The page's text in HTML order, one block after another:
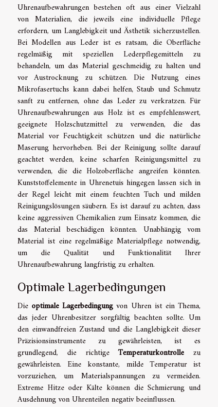
Uhrenaufbewahrungen bestehen oft aus einer Vielzahl
von Materialien, die jeweils eine individuelle Pflege
erfordern, um Langlebigkeit und Ästhetik sicherzustellen.
Bei Modellen aus Leder ist es ratsam, die Oberfläche
regelmäßig mit speziellen Lederpflegemitteln zu
behandeln, um das Material geschmeidig zu halten und
vor Austrocknung zu schützen. Die Nutzung eines
Mikrofasertuchs kann dabei helfen, Staub und Schmutz
sanft zu entfernen, ohne das Leder zu verkratzen. Für
Uhrenaufbewahrungen aus Holz ist es empfehlenswert,
geeignete Holzschutzmittel zu verwenden, die das
Material vor Feuchtigkeit schützen und die natürliche
Maserung hervorheben. Bei der Reinigung sollte darauf
geachtet werden, keine scharfen Reinigungsmittel zu
verwenden, die die Holzoberfläche angreifen könnten.
Kunststoffelemente in Uhrenetuis hingegen lassen sich in
der Regel leicht mit einem feuchten Tuch und milden
Reinigungslösungen säubern. Es ist darauf zu achten, dass
keine aggressiven Chemikalien zum Einsatz kommen, die
das Material beschädigen könnten. Unabhängig vom
Material ist eine regelmäßige Materialpflege notwendig,
um die Qualität und Funktionalität Ihrer
Uhrenaufbewahrung langfristig zu erhalten.
Optimale Lagerbedingungen
Dieoptimale Lagerbedingungvon Uhren ist ein Thema,
das jeder Uhrenbesitzer sorgfältig beachten sollte. Um
den einwandfreien Zustand und die Langlebigkeit dieser
Präzisionsinstrumente zu gewährleisten, ist es
grundlegend, die richtigeTemperaturkontrollezu
gewährleisten. Eine konstante, milde Temperatur ist
vorzuziehen, um Materialspannungen zu vermeiden.
Extreme Hitze oder Kälte können die Schmierung und
Ausdehnung von Uhrenteilen negativ beeinflussen.